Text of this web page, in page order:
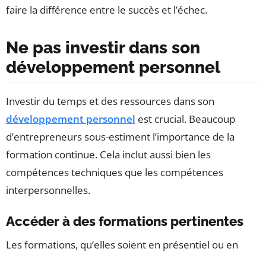
faire la différence entre le succès et l’échec.
Ne pas investir dans son
développement personnel
Investir du temps et des ressources dans son
développement personnel est crucial. Beaucoup
d’entrepreneurs sous-estiment l’importance de la
formation continue. Cela inclut aussi bien les
compétences techniques que les compétences
interpersonnelles.
Accéder à des formations pertinentes
Les formations, qu’elles soient en présentiel ou en